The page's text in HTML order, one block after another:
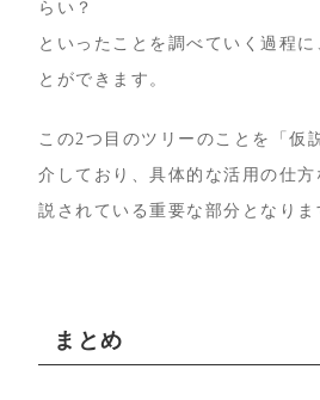
らい？
といったことを調べていく過程
とができます。
この2つ目のツリーのことを「仮
介しており、具体的な活用の仕
説されている重要な部分となりま
まとめ